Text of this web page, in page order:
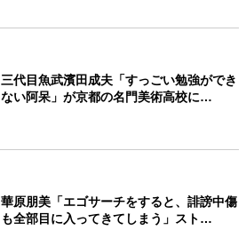
三代目魚武濱田成夫「すっごい勉強ができ
ない阿呆」が京都の名門美術高校に…
華原朋美「エゴサーチをすると、誹謗中傷
も全部目に入ってきてしまう」スト…